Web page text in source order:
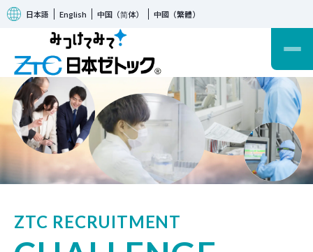
日本語 English 中国（简体） 中國（繁體）
TOP 採用情報
ZTC RECRUITMENT